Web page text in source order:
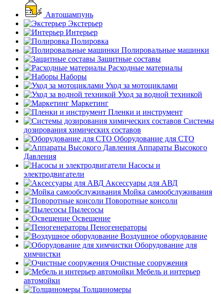
Автошампунь
Экстерьер
Интерьер
Полировка
Полировальные машинки
Защитные составы
Расходные материалы
Наборы
Уход за мотоциклами
Уход за водной техникой
Маркетинг
Пленки и инструмент
Системы
дозирования химических составов
Оборудование для СТО
Аппараты Высокого
Давления
Насосы и
электродвигатели
Аксессуары для АВД
Мойка самообслуживания
Поворотные консоли
Пылесосы
Освещение
Пеногенераторы
Воздушное оборудование
Оборудование для
химчистки
Очистные сооружения
Мебель и интерьер
автомойки
Толщиномеры